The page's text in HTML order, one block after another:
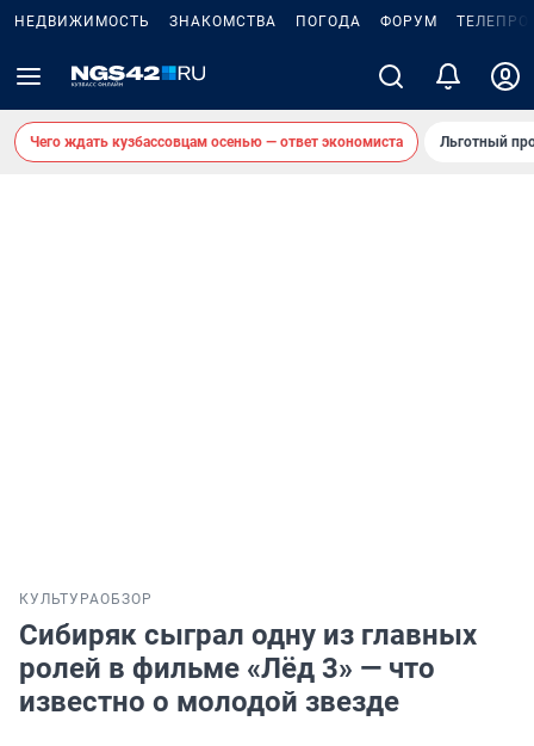
НЕДВИЖИМОСТЬ ЗНАКОМСТВА ПОГОДА ФОРУМ
Чего ждать кузбассовцам осенью — ответ экономиста Льготный
КУЛЬТУРАОБЗОР
Сибиряк сыграл одну из главных
ролей в фильме «Лёд 3» — что
известно о молодой звезде